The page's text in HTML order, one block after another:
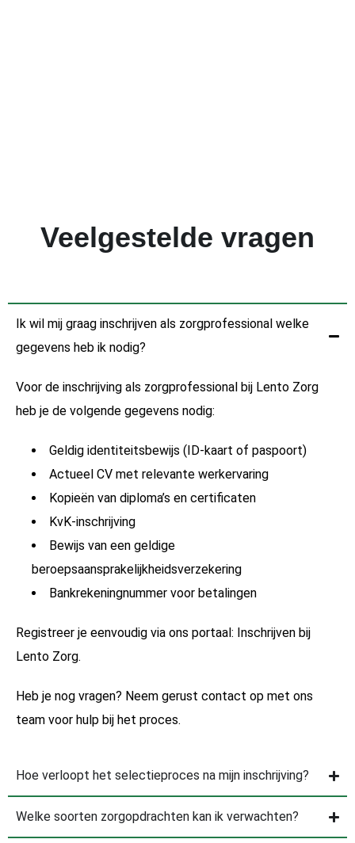
Veelgestelde vragen
Ik wil mij graag inschrijven als zorgprofessional welke
gegevens heb ik nodig?
Voor de inschrijving als zorgprofessional bij Lento Zorg
heb je de volgende gegevens nodig:
Geldig identiteitsbewijs (ID-kaart of paspoort)
Actueel CV met relevante werkervaring
Kopieën van diploma’s en certificaten
KvK-inschrijving
Bewijs van een geldige
beroepsaansprakelijkheidsverzekering
Bankrekeningnummer voor betalingen
Registreer je eenvoudig via ons portaal: Inschrijven bij
Lento Zorg.
Heb je nog vragen? Neem gerust contact op met ons
team voor hulp bij het proces.
Hoe verloopt het selectieproces na mijn inschrijving?
Welke soorten zorgopdrachten kan ik verwachten?